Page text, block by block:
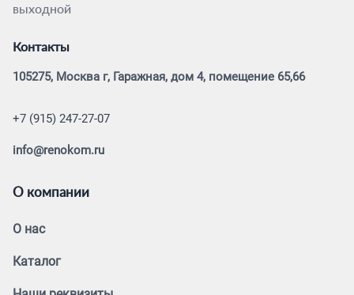
выходной
Контакты
105275, Москва г, Гаражная, дом 4, помещение 65,66
+7 (915) 247-27-07
info@renokom.ru
О компании
О нас
Каталог